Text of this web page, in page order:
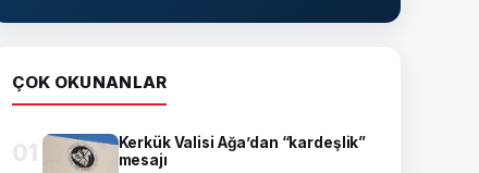
ÇOK OKUNANLAR
01
Kerkük Valisi Ağa’dan “kardeşlik”
mesajı